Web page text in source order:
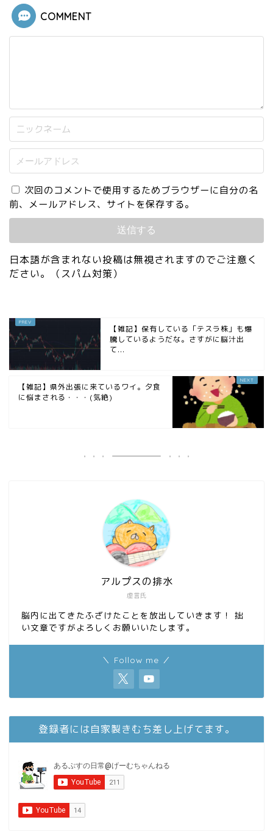
COMMENT
次回のコメントで使用するためブラウザーに自分の名
前、メールアドレス、サイトを保存する。
日本語が含まれない投稿は無視されますのでご注意く
ださい。（スパム対策）
【雑記】保有している「テスラ株」も爆
騰しているようだな。さすがに脳汁出
て...
【雑記】県外出張に来ているワイ。夕食
に悩まされる・・・(気絶)
虚言氏
アルプスの排水
脳内に出てきたふざけたことを放出していきます！ 拙
い文章ですがよろしくお願いいたします。
＼ Follow me ／
登録者には自家製きむち差し上げてます。